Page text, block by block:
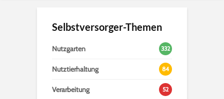
Selbstversorger-Themen
Nutzgarten 332
Nutztierhaltung 84
Verarbeitung 52